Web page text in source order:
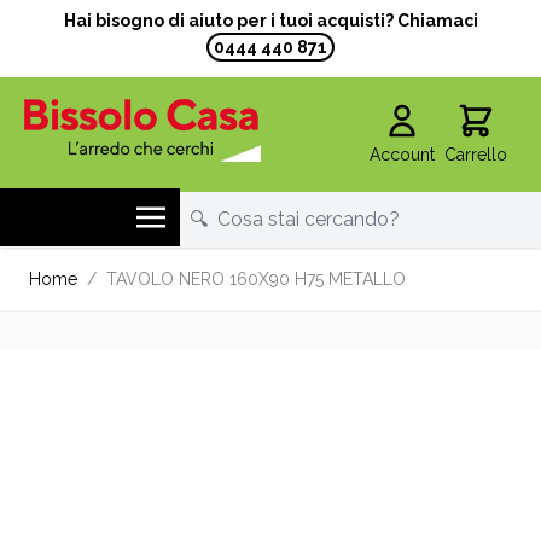
Hai bisogno di aiuto per i tuoi acquisti? Chiamaci
0444 440 871
Account Carrello
Home / TAVOLO NERO 160X90 H75 METALLO